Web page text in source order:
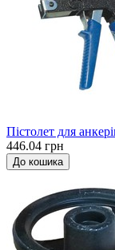
Пістолет для
446.04 грн
До кошика